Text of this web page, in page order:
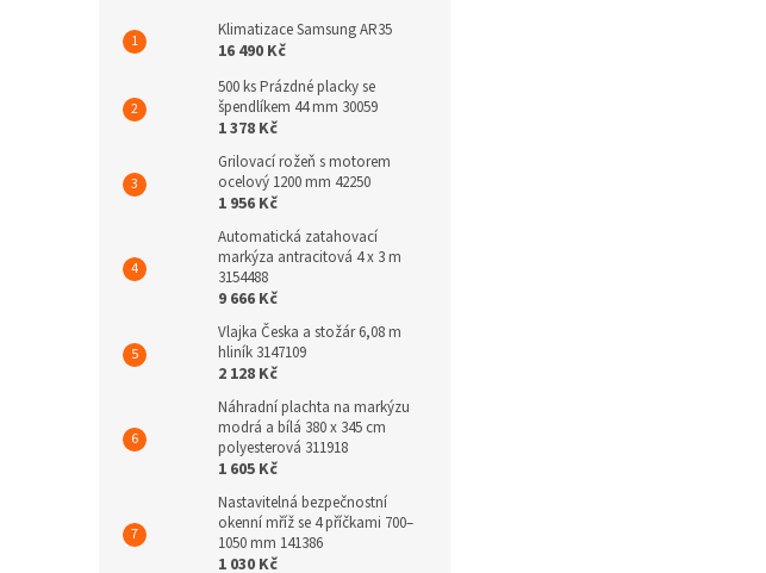
Klimatizace Samsung AR35
16 490 Kč
500 ks Prázdné placky se
špendlíkem 44 mm 30059
1 378 Kč
Grilovací rožeň s motorem
ocelový 1200 mm 42250
1 956 Kč
Automatická zatahovací
markýza antracitová 4 x 3 m
3154488
9 666 Kč
Vlajka Česka a stožár 6,08 m
hliník 3147109
2 128 Kč
Náhradní plachta na markýzu
modrá a bílá 380 x 345 cm
polyesterová 311918
1 605 Kč
Nastavitelná bezpečnostní
okenní mříž se 4 příčkami 700–
1050 mm 141386
1 030 Kč